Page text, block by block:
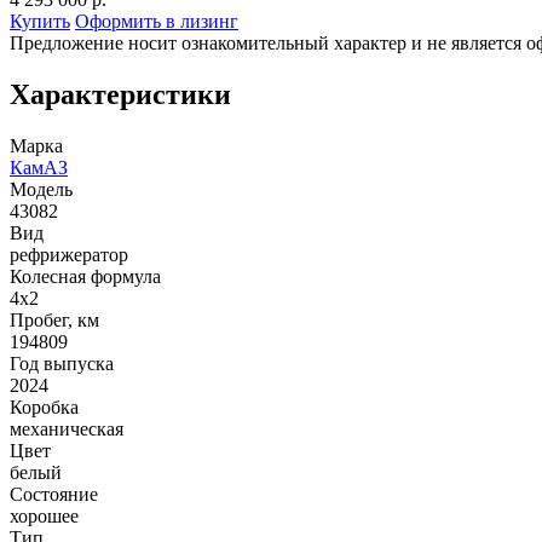
Купить Оформить в лизинг
Предложение носит ознакомительный характер и не является
Характеристики
Марка
КамАЗ
Модель
43082
Вид
рефрижератор
Колесная формула
4x2
Пробег, км
194809
Год выпуска
2024
Коробка
механическая
Цвет
белый
Состояние
хорошее
Тип